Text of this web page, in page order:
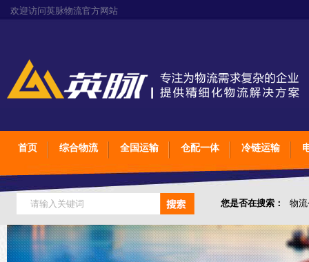
欢迎访问英脉物流官方网站
首页 综合物流 全国运输 仓配一体 冷链运输
您是否在搜索： 物
仓储综合专业定制物